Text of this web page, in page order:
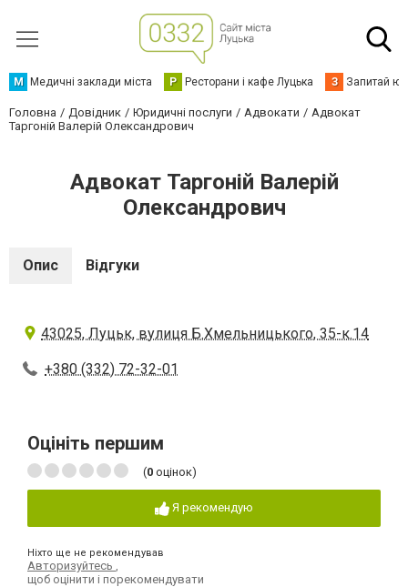
М Медичні заклади міста Р Ресторани і кафе Луцька З Запитай
Головна Довідник Юридичні послуги Адвокати
Адвокат
Таргоній Валерій Олександрович
Адвокат Таргоній Валерій
Олександрович
Опис Відгуки
43025, Луцьк, вулиця Б.Хмельницького, 35-к.14
+380 (332) 72-32-01
Оцініть першим
(0 оцінок)
Я рекомендую
Ніхто ще не рекомендував
Авторизуйтесь
щоб оцінити і порекомендувати